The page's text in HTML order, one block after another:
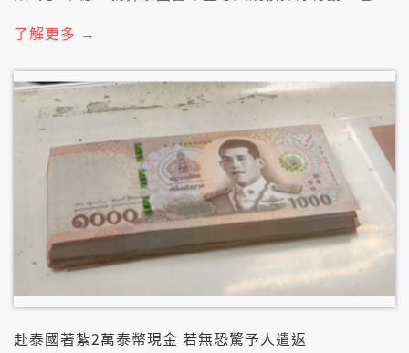
有大約5千3百人受困佇咧詐騙園區。
了解更多 →
赴泰國著紮2萬泰幣現金 若無恐驚予人遣返